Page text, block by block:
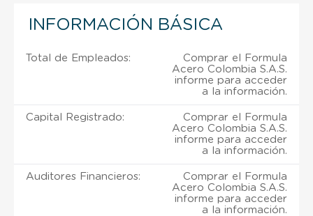
INFORMACIÓN BÁSICA
Total de Empleados:
Comprar el Formula
Acero Colombia S.A.S.
informe para acceder
a la información.
Capital Registrado:
Comprar el Formula
Acero Colombia S.A.S.
informe para acceder
a la información.
Auditores Financieros:
Comprar el Formula
Acero Colombia S.A.S.
informe para acceder
a la información.